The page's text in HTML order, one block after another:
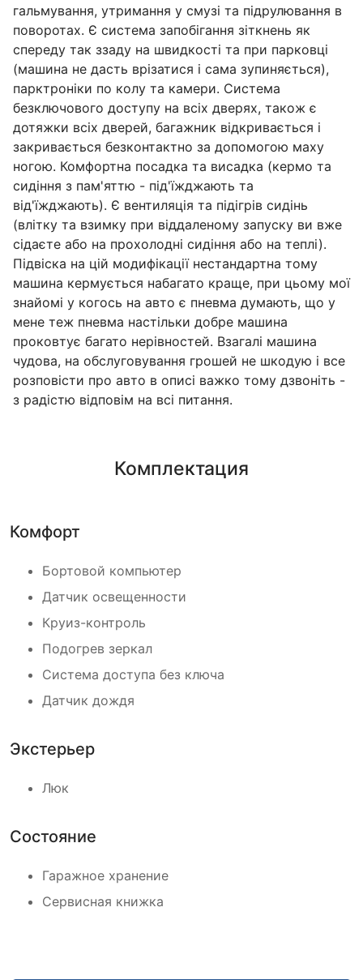
гальмування, утримання у смузі та підрулювання в
поворотах. Є система запобігання зіткнень як
спереду так ззаду на швидкості та при парковці
(машина не дасть врізатися і сама зупиняється),
парктроніки по колу та камери. Система
безключового доступу на всіх дверях, також є
дотяжки всіх дверей, багажник відкривається і
закривається безконтактно за допомогою маху
ногою. Комфортна посадка та висадка (кермо та
сидіння з пам'яттю - під'їжджають та
від'їжджають). Є вентиляція та підігрів сидінь
(влітку та взимку при віддаленому запуску ви вже
сідаєте або на прохолодні сидіння або на теплі).
Підвіска на цій модифікації нестандартна тому
машина кермується набагато краще, при цьому мої
знайомі у когось на авто є пневма думають, що у
мене теж пневма настільки добре машина
проковтує багато нерівностей. Взагалі машина
чудова, на обслуговування грошей не шкодую і все
розповісти про авто в описі важко тому дзвоніть -
з радістю відповім на всі питання.
Комплектация
Комфорт
Бортовой компьютер
Датчик освещенности
Круиз-контроль
Подогрев зеркал
Система доступа без ключа
Датчик дождя
Экстерьер
Люк
Состояние
Гаражное хранение
Сервисная книжка